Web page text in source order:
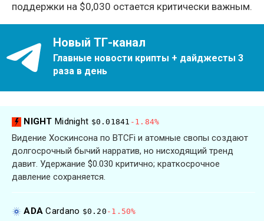
поддержки на $0,030 остается критически важным.
Новый ТГ-канал
Главные новости крипты + дайджесты 3
раза в день
NIGHT Midnight $0.01841 -1.84%
Видение Хоскинсона по BTCFi и атомные свопы создают
долгосрочный бычий нарратив, но нисходящий тренд
давит. Удержание $0.030 критично; краткосрочное
давление сохраняется.
ADACardano $0.20 -1.50%